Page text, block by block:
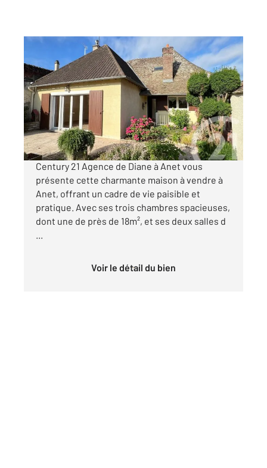
100 m2 , 4 pièces
Ref : 1813
Maison à vendre
179 000 €
Visiter le site dédié
Century 21 Agence de Diane à Anet vous
présente cette charmante maison à vendre à
Anet, offrant un cadre de vie paisible et
pratique. Avec ses trois chambres spacieuses,
dont une de près de 18m², et ses deux salles d
...
Voir le détail du bien